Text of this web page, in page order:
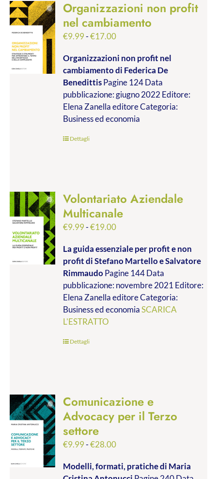
Organizzazioni non profit
nel cambiamento
€9.99-€17.00Fascia
prezzo:
da
€9.99
a
€17.00
Organizzazioni non profit nel
cambiamentodi Federica De
BenedittisPagine 124 Data
pubblicazione: giugno 2022 Editore:
Elena Zanella editore Categoria:
Business ed economia
Dettagli
Volontariato Aziendale
Multicanale
€9.99-€19.00Fascia
prezzo:
da
€9.99
a
€19.00
La guida essenziale per profit e non
profitdi Stefano Martello e Salvatore
RimmaudoPagine 144 Data
pubblicazione: novembre 2021 Editore:
Elena Zanella editore Categoria:
Business ed economiaSCARICA
L'ESTRATTO
Dettagli
Comunicazione e
Advocacy per il Terzo
settore
€9.99-€28.00Fascia
prezzo:
Modelli, formati, pratichedi Maria